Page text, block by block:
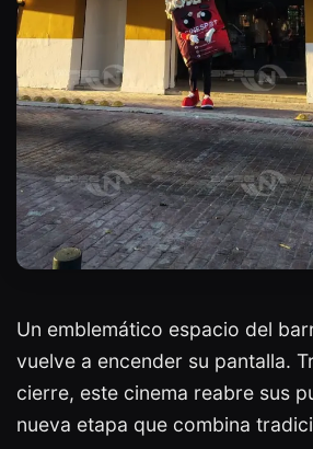
Un emblemático espacio del
vuelve a encender su pantalla.
cierre, este cinema reabre sus
nueva etapa que combina